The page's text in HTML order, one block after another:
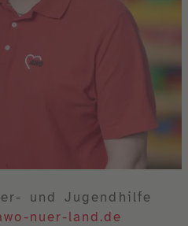
und Jugendhilfe
nuer-land.de